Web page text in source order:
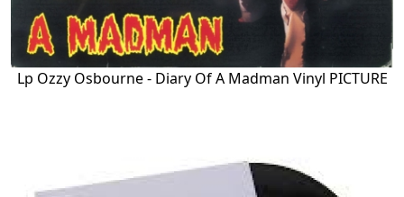
Lp Ozzy Osbourne - Diary Of A Madman Vinyl PICTURE